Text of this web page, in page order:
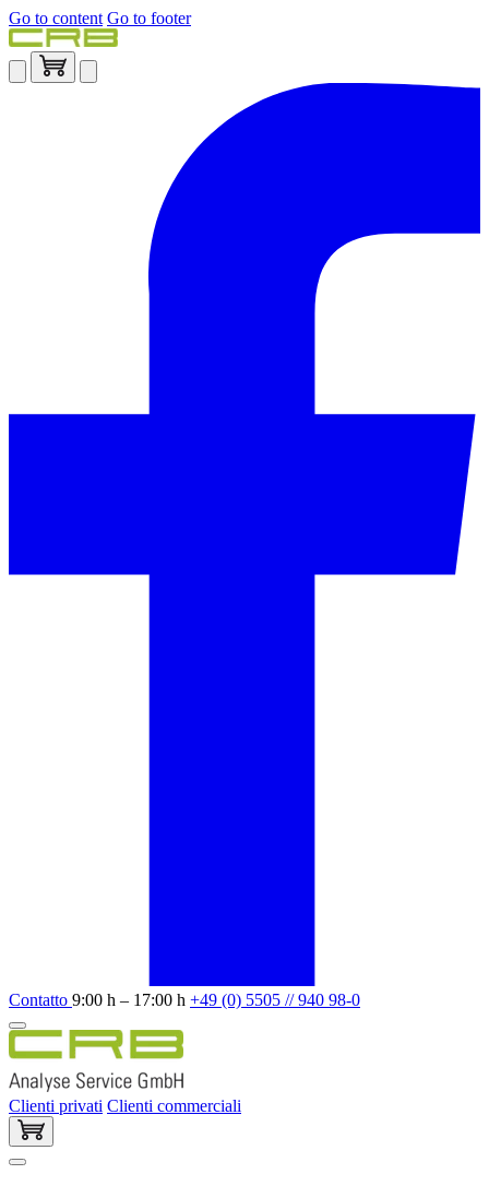
Go to content Go to footer
Contatto 9:00 h – 17:00 h +49 (0) 5505 // 940 98-0
Clienti privati Clienti commerciali